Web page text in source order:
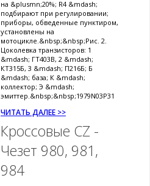
на &plusmn;20%; R4 &mdash;
подбирают при регулировании;
приборы, обведенные пунктиром,
установлены на
мотоцикле.&nbsp;&nbsp;Рис. 2.
Цоколевка транзисторов: 1
&mdash; ГТ403В, 2 &mdash;
КТ315Б, 3 &mdash; П216Б; Б
&mdash; база; К &mdash;
коллектор; Э &mdash;
эмиттер.&nbsp;&nbsp;1979N03P31
ЧИТАТЬ ДАЛЕЕ >>
Кроссовые CZ -
Чезет 980, 981,
984